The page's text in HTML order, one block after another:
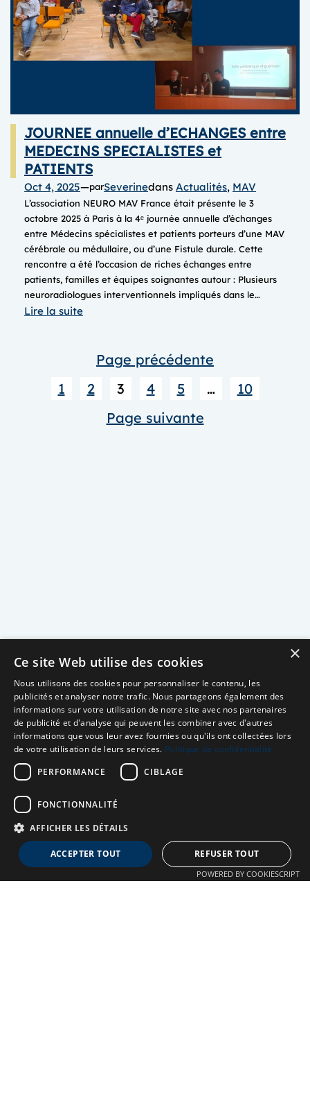
vasculaire
rare
JOURNEE annuelle d’ECHANGES entre
MEDECINS SPECIALISTES et
PATIENTS
Oct 4, 2025—parSeverinedans Actualités, MAV
L’association NEURO MAV France était présente le 3
octobre 2025 à Paris à la 4ᵉ journée annuelle d’échanges
entre Médecins spécialistes et patients porteurs d’une MAV
cérébrale ou médullaire, ou d’une Fistule durale. Cette
rencontre a été l’occasion de riches échanges entre
patients, familles et équipes soignantes autour : Plusieurs
neuroradiologues interventionnels impliqués dans le…
Lire la suite:
d’ECHANGES
MEDECINS
SPECIALISTES
Page précédente
1
2 3 4 5 …
10
Page suivante
Neuro MAV France
Association dédiée aux patients souffrant de Malformations
×
Ce site Web utilise des cookies
Nous utilisons des cookies pour personnaliser le contenu, les
publicités et analyser notre trafic. Nous partageons également des
informations sur votre utilisation de notre site avec nos partenaires
de publicité et d'analyse qui peuvent les combiner avec d'autres
informations que vous leur avez fournies ou qu'ils ont collectées lors
de votre utilisation de leurs services. Politique de confidentialité
PERFORMANCE
CIBLAGE
FONCTIONNALITÉ
AFFICHER LES DÉTAILS
ACCEPTER TOUT REFUSER TOUT
POWERED BY COOKIESCRIPT